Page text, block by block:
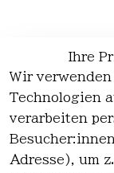
EU-
für Details
Ihre
Wir
Technologien
verarbeiten
Adresse), um